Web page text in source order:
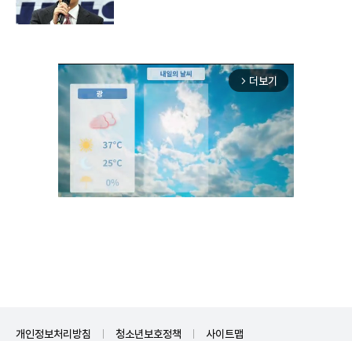
arrow_forward_ios 더보기
개인정보처리방침 청소년보호정책 사이트맵